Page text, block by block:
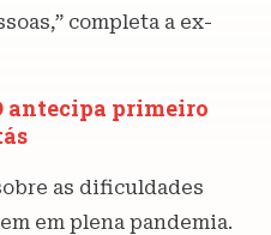
completa a ex-
antecipa primeiro
as dificuldades
em plena pandemia.